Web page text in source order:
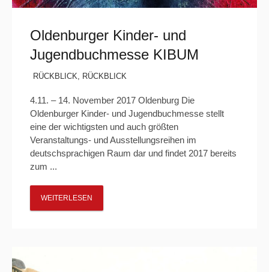
Oldenburger Kinder- und
Jugendbuchmesse KIBUM
RÜCKBLICK, RÜCKBLICK
4.11. – 14. November 2017 Oldenburg Die
Oldenburger Kinder- und Jugendbuchmesse stellt
eine der wichtigsten und auch größten
Veranstaltungs- und Ausstellungsreihen im
deutschsprachigen Raum dar und findet 2017 bereits
zum ...
WEITERLESEN